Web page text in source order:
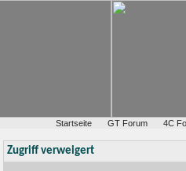
Startseite GT Forum 4C
Zugriff verweigert